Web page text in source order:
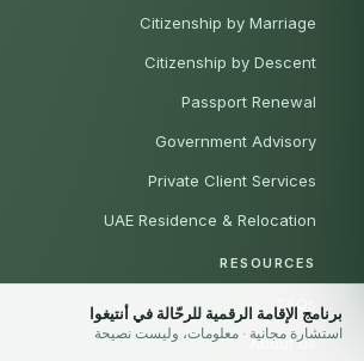
برنامج الإقامة الرقمية للرحّالة في أنتيغوا
استشارة مجانية · معلومات، وليست نصيحة
Citizenship by Marriage
Citizenship by Descent
Passport Renewal
Government Advisory
Private Client Services
UAE Residence & Relocation
RESOURCES
FAQs
About us